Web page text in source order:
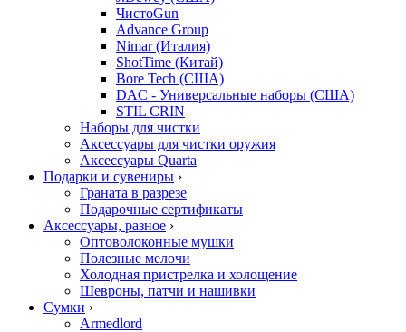
ЧистоGun
Advance Group
Nimar (Италия)
ShotTime (Китай)
Bore Tech (США)
DAC - Универсальные наборы (США)
STIL CRIN
Наборы для чистки
Аксессуары для чистки оружия
Аксессуары Quarta
Подарки и сувениры ›
Граната в разрезе
Подарочные сертификаты
Аксессуары, разное ›
Оптоволоконные мушки
Полезные мелочи
Холодная пристрелка и холощение
Шевроны, патчи и нашивки
Сумки ›
Armedlord